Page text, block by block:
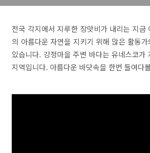
전국 각지에서 지루한 장맛비가 내리는 지금
의 아름다운 자연을 지키기 위해 많은 활동
있습니다. 강정마을 주변 바다는 유네스코가
지역입니다. 아름다운 바닷속을 한번 들여다